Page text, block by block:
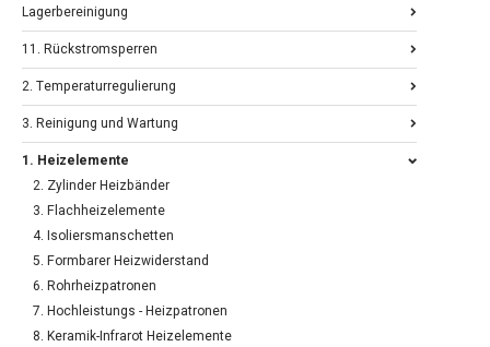
Lagerbereinigung
11. Rückstromsperren
2. Temperaturregulierung
3. Reinigung und Wartung
1. Heizelemente
2. Zylinder Heizbänder
3. Flachheizelemente
4. Isoliersmanschetten
5. Formbarer Heizwiderstand
6. Rohrheizpatronen
7. Hochleistungs - Heizpatronen
8. Keramik-Infrarot Heizelemente